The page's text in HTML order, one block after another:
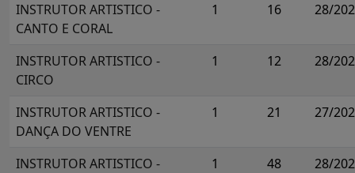
INSTRUTOR ARTISTICO -
CANTO E CORAL
1 16 28/
INSTRUTOR ARTISTICO -
CIRCO
1 12 28/
INSTRUTOR ARTISTICO -
DANÇA DO VENTRE
1 21 27/
INSTRUTOR ARTISTICO -
1 48 28/